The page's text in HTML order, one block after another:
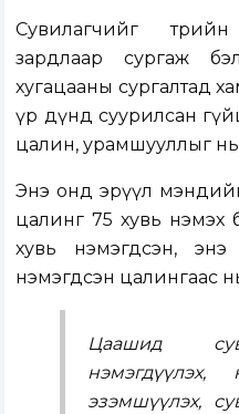
Сувилагчийг
зардлаар сургаж
хугацааны сургалтад
үр дүнд суурилсан
цалин, урамшууллыг
Энэ онд эрүүл
цалинг 75 хувь нэмэх
хувь нэмэгдсэн,
нэмэгдсэн цалингаас
Цаашид
эзэмшүүлэх,